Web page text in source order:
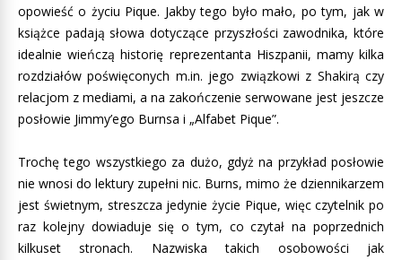
opowieść o życiu Pique. Jakby tego było mało, po tym, jak w
książce padają słowa dotyczące przyszłości zawodnika, które
idealnie wieńczą historię reprezentanta Hiszpanii, mamy kilka
rozdziałów poświęconych m.in. jego związkowi z Shakirą czy
relacjom z mediami, a na zakończenie serwowane jest jeszcze
posłowie Jimmy’ego Burnsa i „Alfabet Pique”.
Trochę tego wszystkiego za dużo, gdyż na przykład posłowie
nie wnosi do lektury zupełni nic. Burns, mimo że dziennikarzem
jest świetnym, streszcza jedynie życie Pique, więc czytelnik po
raz kolejny dowiaduje się o tym, co czytał na poprzednich
kilkuset stronach. Nazwiska takich osobowości jak